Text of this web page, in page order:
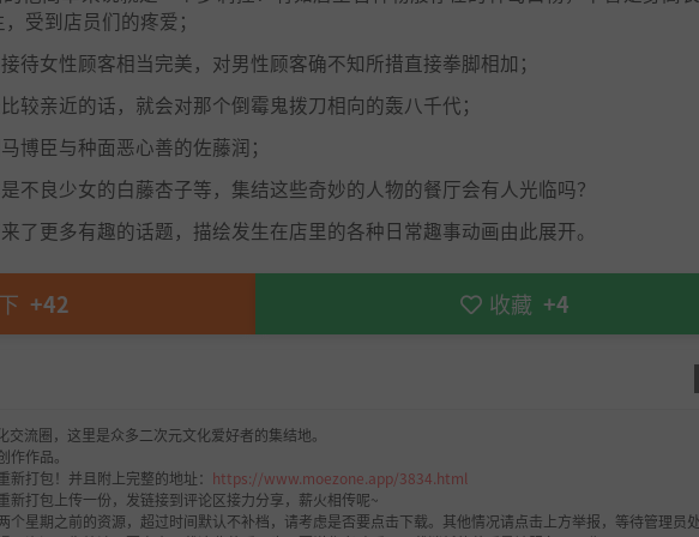
受到店员们的疼爱；
待女性顾客相当完美，对男性顾客确不知所措直接拳脚相加；
较亲近的话，就会对那个倒霉鬼拨刀相向的轰八千代；
博臣与种面恶心善的佐藤润；
不良少女的白藤杏子等，集结这些奇妙的人物的餐厅会有人光临吗？
了更多有趣的话题，描绘发生在店里的各种日常趣事动画由此展开。
+42 收藏 +4
流圈，这里是众多二次元文化爱好者的集结地。
作作品。
打包！并且附上完整的地址： https://www.moezone.app/3834.html
新打包上传一份，发链接到评论区接力分享，薪火相传呢~
个星期之前的资源，超过时间默认不补档，请考虑是否要点击下载。其他情况请点击上方举报，等待管理员处